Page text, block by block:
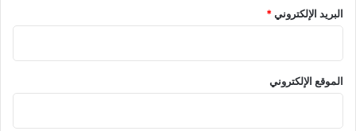
البريد الإلكتروني*
الموقع الإلكتروني